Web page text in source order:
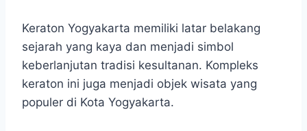
Keraton Yogyakarta memiliki latar belakang
sejarah yang kaya dan menjadi simbol
keberlanjutan tradisi kesultanan. Kompleks
keraton ini juga menjadi objek wisata yang
populer di Kota Yogyakarta.